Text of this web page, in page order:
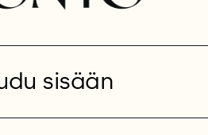
sisään